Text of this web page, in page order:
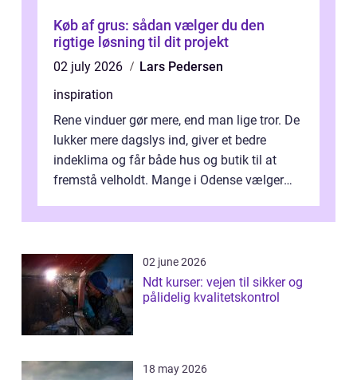
Køb af grus: sådan vælger du den
rigtige løsning til dit projekt
02 july 2026
Lars Pedersen
inspiration
Rene vinduer gør mere, end man lige tror. De
lukker mere dagslys ind, giver et bedre
indeklima og får både hus og butik til at
fremstå velholdt. Mange i Odense vælger
02 june 2026
Ndt kurser: vejen til sikker og
pålidelig kvalitetskontrol
18 may 2026